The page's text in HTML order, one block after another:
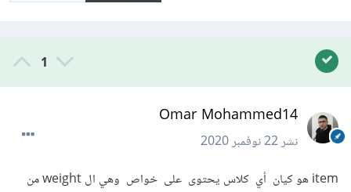
1
Omar Mohammed14
نشر22 نوفمبر 2020
item هو كيان أي كلاس يحتوى على خواص وهي ال weight من